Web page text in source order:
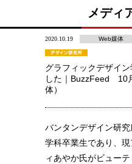
メディ
2020.10.19 Web媒体
グラフィックデザイ
した｜BuzzFeed 10
体）
バンタンデザイン研
学科卒業生であり、
ィあやか氏がビュー